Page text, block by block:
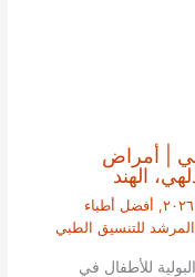
| أمراض
الهند
, أفضل أطباء
المرشد للتنسيق الطبي
للأطفال في